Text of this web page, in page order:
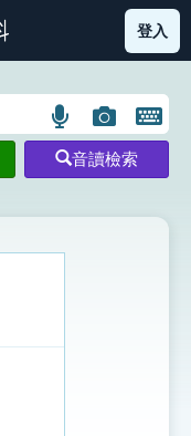
部首索引表圖示
登入
語
言
搜
示
圖
片
搜
開
鍵
圖
音讀檢索